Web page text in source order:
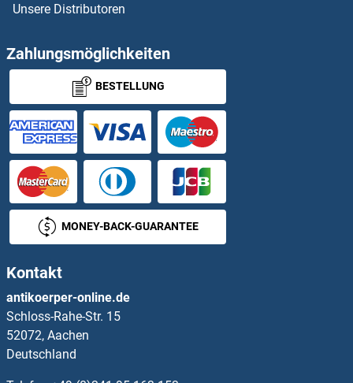
DUOX1 ELISA Kits
DUOX2 ELISA Kits
DUPD1 ELISA Kits
DUSP1 ELISA Kits
DUSP13 ELISA Kits
DUSP2 ELISA Kits
DUSP4 ELISA Kits
DUSP5 ELISA Kits
DUSP6 ELISA Kits
DUSP9 ELISA Kits
Unsere Distributoren
Zahlungsmöglichkeiten
BESTELLUNG
MONEY-BACK-GUARANTEE
Kontakt
antikoerper-online.de
Schloss-Rahe-Str. 15
52072, Aachen
Deutschland